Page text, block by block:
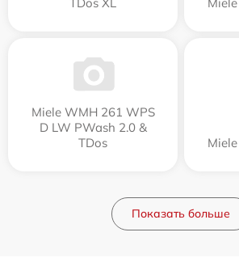
Miele WMH 261 WPS
D LW PWash 2.0 &
TDos
Показать больше